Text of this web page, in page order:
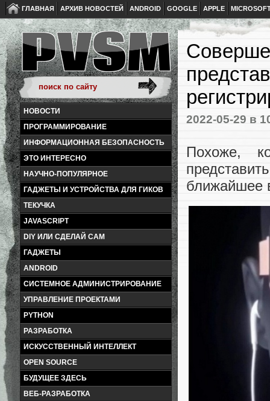
ГЛАВНАЯ АРХИВ НОВОСТЕЙ ANDROID GOOGLE APPLE
НОВОСТИ
ПРОГРАММИРОВАНИЕ
ИНФОРМАЦИОННАЯ БЕЗОПАСНОСТЬ
ЭТО ИНТЕРЕСНО
НАУЧНО-ПОПУЛЯРНОЕ
ГАДЖЕТЫ И УСТРОЙСТВА ДЛЯ ГИКОВ
ТЕКУЧКА
JAVASCRIPT
DIY ИЛИ СДЕЛАЙ САМ
ГАДЖЕТЫ
ANDROID
СИСТЕМНОЕ АДМИНИСТРИРОВАНИЕ
УПРАВЛЕНИЕ ПРОЕКТАМИ
PYTHON
РАЗРАБОТКА
ИСКУССТВЕННЫЙ ИНТЕЛЛЕКТ
OPEN SOURCE
БУДУЩЕЕ ЗДЕСЬ
ВЕБ-РАЗРАБОТКА
2022-05-29 в
Похоже,
ближайшее